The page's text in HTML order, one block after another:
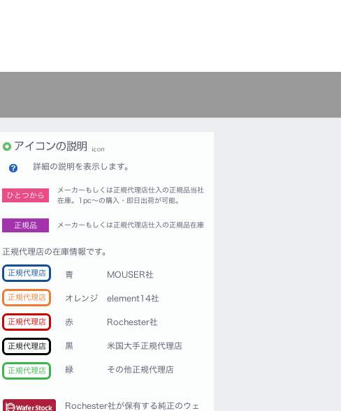
詳細の説明を表示します。
ひとつから
メーカーもしくは正規代理店仕入の正規品当社
在庫。1pc〜の購入・即日出荷が可能。
正規品 メーカーもしくは正規代理店仕入の正規品在庫
正規代理店の在庫情報です。
正規代理店
正規代理店
正規代理店
正規代理店
正規代理店
青 MOUSER社
オレンジ element14社
赤 Rochester社
黒 米国大手正規代理店
緑 その他正規代理店
Rochester社が保有する純正のウェ